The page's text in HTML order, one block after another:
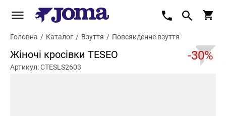
Головна / Каталог / Взуття / Повсякденне взуття
Жіночі кросівки TESEO -30%
Артикул: CTESLS2603